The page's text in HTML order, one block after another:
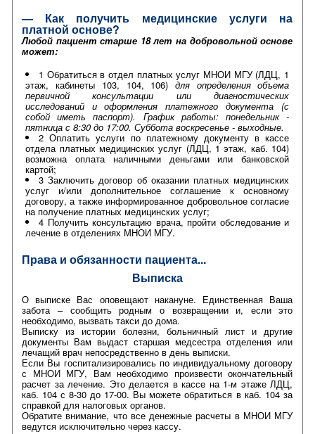
— Как получить медицинские услуги на
платной основе?
Любой пациент старше 18 лет на добровольной основе
может:
1 Обратиться в отдел платных услуг МНОИ МГУ (ЛДЦ, 1
этаж, кабинеты 103, 104, 106)для определения объема
первичной консультации или диагностических
исследований и оформления платежного документа (с
собой иметь паспорт). График работы: понедельник -
пятница с 8:30 до 17:00. Суббота воскресенье - выходные.
2 Оплатить услуги по платежному документу в кассе
отдела платных медицинских услуг (ЛДЦ, 1 этаж, каб. 104)
возможна оплата наличными деньгами или банковской
картой;
3 Заключить договор об оказании платных медицинских
услуг и/или дополнительное соглашение к основному
договору, а также информированное добровольное согласие
на получение платных медицинских услуг;
4 Получить консультацию врача, пройти обследование и
лечение в отделениях МНОИ МГУ.
Права и обязанности пациента...
Выписка
О выписке Вас оповещают накануне. Единственная Ваша
забота – сообщить родным о возвращении и, если это
необходимо, вызвать такси до дома.
Выписку из истории болезни, больничный лист и другие
документы Вам выдаст старшая медсестра отделения или
лечащий врач непосредственно в день выписки.
Если Вы госпитализировались по индивидуальному договору
с МНОИ МГУ, Вам необходимо произвести окончательный
расчет за лечение. Это делается в кассе на 1-м этаже ЛДЦ,
каб. 104 с 8-30 до 17-00. Вы можете обратиться в каб. 104 за
справкой для налоговых органов.
Обратите внимание, что все денежные расчеты в МНОИ МГУ
ведутся исключительно через кассу.